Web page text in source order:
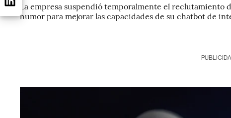
La empresa suspendió temporalmente el reclutamiento
humor para mejorar las capacidades de su chatbot de